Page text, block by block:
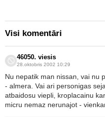
Visi komentāri
46050. viesis
28.oktobris 2002 10:29
Nu nepatik man nissan, vai nu
- almera. Vai ari personigas
atbaidosu viepli, kroplacainu
micru nemaz nerunajot -